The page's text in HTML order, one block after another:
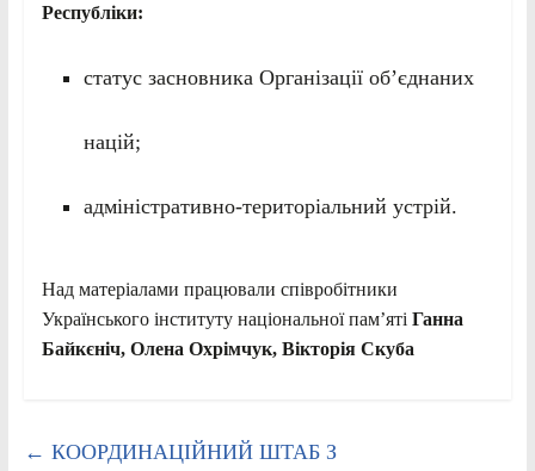
Республіки:
статус засновника Організації об’єднаних
націй;
адміністративно-територіальний устрій.
Над матеріалами працювали співробітники
Українського інституту національної пам’яті Ганна
Байкєніч, Олена Охрімчук, Вікторія Скуба
← КООРДИНАЦІЙНИЙ ШТАБ З